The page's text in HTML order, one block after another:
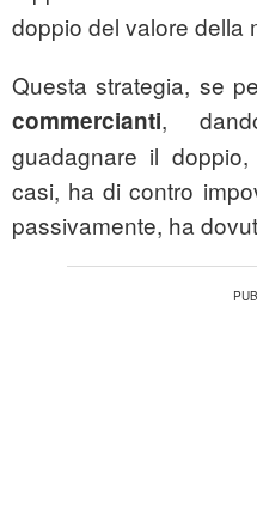
doppio del valore della
Questa strategia, se
commercianti,
guadagnare il
casi, ha di contro
passivamente, ha